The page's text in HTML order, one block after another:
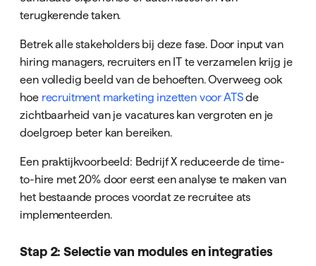
terugkerende taken.
Betrek alle stakeholders bij deze fase. Door input van
hiring managers, recruiters en IT te verzamelen krijg je
een volledig beeld van de behoeften. Overweeg ook
hoe recruitment marketing inzetten voor ATSde
zichtbaarheid van je vacatures kan vergroten en je
doelgroep beter kan bereiken.
Een praktijkvoorbeeld: Bedrijf X reduceerde de time-
to-hire met 20% door eerst een analyse te maken van
het bestaande proces voordat ze recruitee ats
implementeerden.
Stap 2: Selectie van modules en integraties